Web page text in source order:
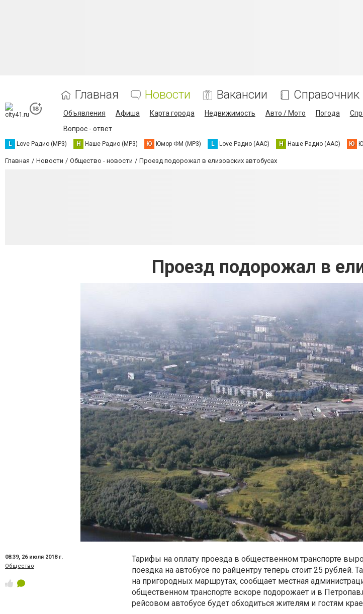
Главная Новости Вакансии Справочник
Объявления Афиша Карта города Недвижимость Авто / Мото Погода
Вопрос - ответ
L Love Радио (MP3) Н Наше Радио (MP3) Ю Юмор ФМ (MP3) L Love Радио (AAC) Н Наше Радио (AAC) Ю
Главная Новости Общество - новости Проезд подорожал в елизовских автобусах
Проезд подорожал в
08:39, 26 июля 2018 г.
Общество
Тарифы на оплату проезда в общественном транспорте
поездка на автобусе по райцентру теперь стоит 25 рублей.
на пригородных маршрутах, сообщает местная
общественном транспорте вскоре подорожает и в
рейсовом автобусе будет обходиться жителям и гостям